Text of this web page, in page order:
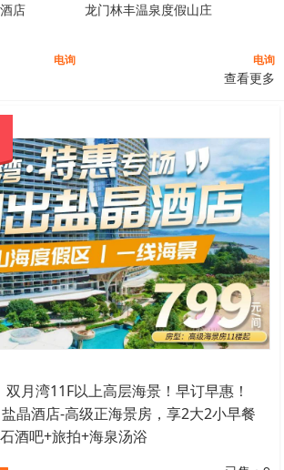
店
电询
龙门林丰温泉度假山庄
电询
查看更多
双月湾11F以上高层海景！早订早惠！
晶酒店-高级正海景房，享2大2小早餐
酒吧+旅拍+海泉汤浴